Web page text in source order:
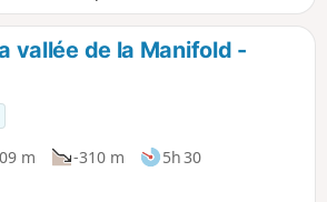
de Thor et Throwley Old Hall, et offre
tout au long du chemin.
vallée de la Manifold -
m -310 m
5h 30